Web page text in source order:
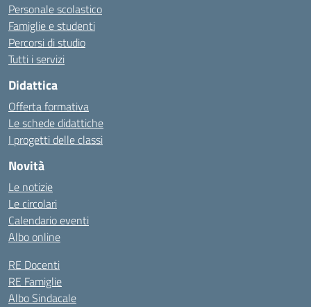
Personale scolastico
Famiglie e studenti
Percorsi di studio
Tutti i servizi
Didattica
Offerta formativa
Le schede didattiche
I progetti delle classi
Novità
Le notizie
Le circolari
Calendario eventi
Albo online
RE Docenti
RE Famiglie
Albo Sindacale